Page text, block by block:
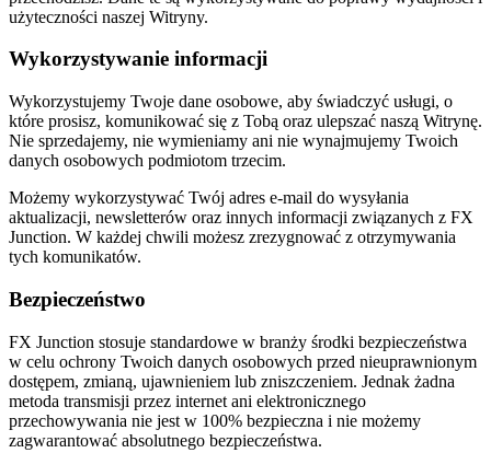
użyteczności naszej Witryny.
Wykorzystywanie informacji
Wykorzystujemy Twoje dane osobowe, aby świadczyć usługi, o
które prosisz, komunikować się z Tobą oraz ulepszać naszą Witrynę.
Nie sprzedajemy, nie wymieniamy ani nie wynajmujemy Twoich
danych osobowych podmiotom trzecim.
Możemy wykorzystywać Twój adres e-mail do wysyłania
aktualizacji, newsletterów oraz innych informacji związanych z FX
Junction. W każdej chwili możesz zrezygnować z otrzymywania
tych komunikatów.
Bezpieczeństwo
FX Junction stosuje standardowe w branży środki bezpieczeństwa
w celu ochrony Twoich danych osobowych przed nieuprawnionym
dostępem, zmianą, ujawnieniem lub zniszczeniem. Jednak żadna
metoda transmisji przez internet ani elektronicznego
przechowywania nie jest w 100% bezpieczna i nie możemy
zagwarantować absolutnego bezpieczeństwa.